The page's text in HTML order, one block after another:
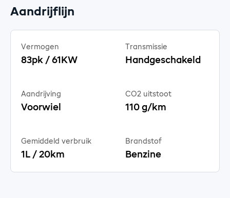
Aandrijflijn
Vermogen
83pk / 61KW
Transmissie
Handgeschakeld
Aandrijving
Voorwiel
CO2 uitstoot
110 g/km
Gemiddeld verbruik
1L / 20km
Brandstof
Benzine